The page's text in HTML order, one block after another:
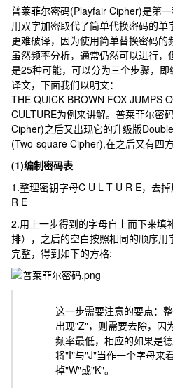
普莱菲尔密码(Playfair Cipher)是第一
用双字加密取代了简单代换密码的
更难破译，因为使用简单替换密码的
虽然频率分析，通常仍然可以进行
是25种可能，可以分为三个步骤，
译文，下面我们以明文：
THE QUICK BROWN FOX JUMPS
CULTURE为例来讲解。普莱菲尔密
Cipher)之后又出现它的升级版
(Two-square Cipher),在之后又有四
(1)编制密码表
1.整理密钥字母C U L T U R E，去
R E
2.用上一步得到的字母自上而下来填
排），之后的空白按照相同的顺序
完整，得到如下的方格:
这一步需要注意的要点：
出现"Z"，则需要去除，因
频率最低，相应的如果是
将"I"与"J"当作一个字母来
掉"W"或"K"。